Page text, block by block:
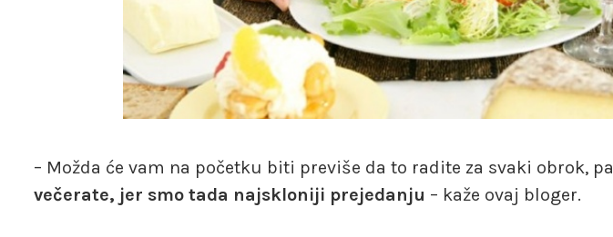
– Možda će vam na početku biti previše da to radite za svaki obrok, pa
večerate, jer smo tada najskloniji prejedanju – kaže ovaj bloger.